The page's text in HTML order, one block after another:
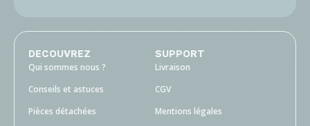
DECOUVREZ
Qui sommes nous ?
Conseils et astuces
Pièces détachées
SUPPORT
Livraison
CGV
Mentions légales